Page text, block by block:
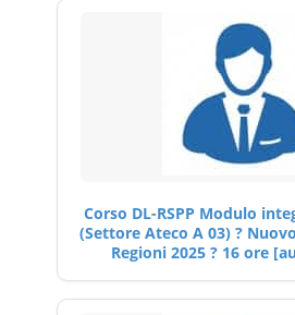
Corso DL-RSPP Modulo
(Settore Ateco A 03) ?
Regioni 2025 ? 16 ore